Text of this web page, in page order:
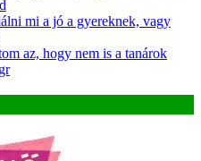
mi a jó a gyereknek, vagy
az, hogy nem is a tanárok